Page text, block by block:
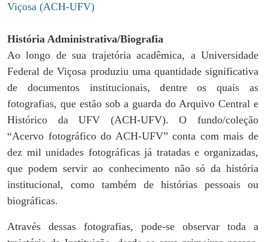
Viçosa (ACH-UFV)
História Administrativa/Biografia
Ao longo de sua trajetória acadêmica, a Universidade
Federal de Viçosa produziu uma quantidade significativa
de documentos institucionais, dentre os quais as
fotografias, que estão sob a guarda do Arquivo Central e
Histórico da UFV (ACH-UFV). O fundo/coleção
“Acervo fotográfico do ACH-UFV” conta com mais de
dez mil unidades fotográficas já tratadas e organizadas,
que podem servir ao conhecimento não só da história
institucional, como também de histórias pessoais ou
biográficas.
Através dessas fotografias, pode-se observar toda a